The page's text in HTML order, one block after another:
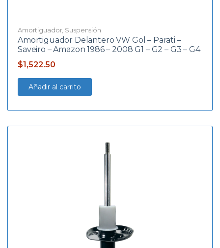
Amortiguador, Suspensión
Amortiguador Delantero VW Gol – Parati –
Saveiro – Amazon 1986 – 2008 G1 – G2 – G3 – G4
$1,522.50
Añadir al carrito